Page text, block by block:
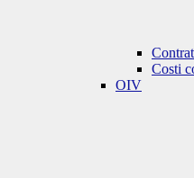
Costi
OIV